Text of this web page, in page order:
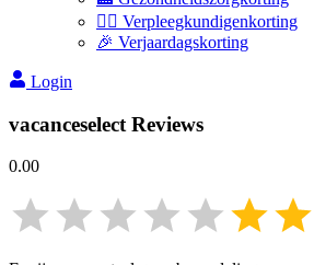
👩‍⚕️ Verpleegkundigenkorting
🎉 Verjaardagskorting
Login
vacanceselect Reviews
0.00